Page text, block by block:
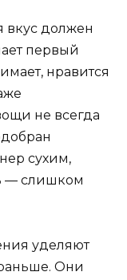
вкус должен
первый
нравится
не всегда
сухим,
— слишком
уделяют
Они